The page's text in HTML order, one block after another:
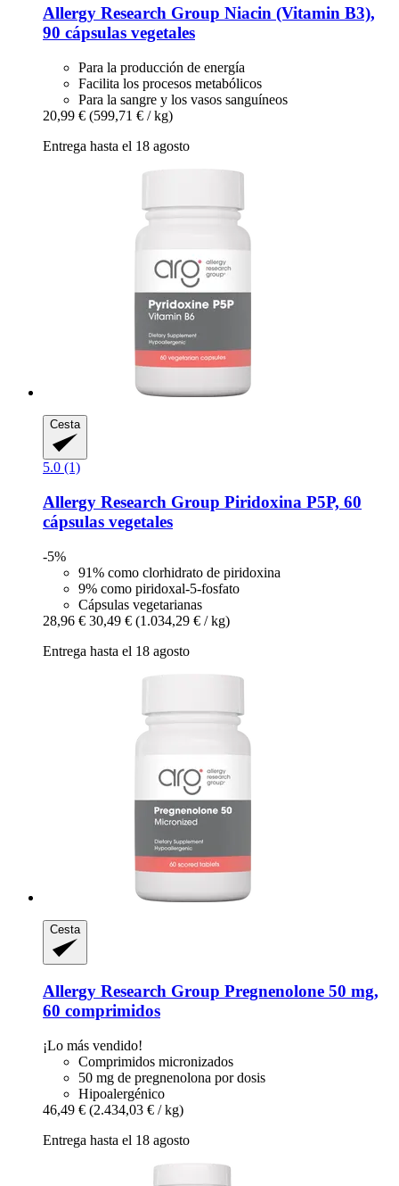
Allergy Research Group Niacin (Vitamin B3),
90 cápsulas vegetales
Para la producción de energía
Facilita los procesos metabólicos
Para la sangre y los vasos sanguíneos
20,99 € (599,71 € / kg)
Entrega hasta el 18 agosto
Cesta
5.0 (1)
Allergy Research Group Piridoxina P5P, 60
cápsulas vegetales
-5%
91% como clorhidrato de piridoxina
9% como piridoxal-5-fosfato
Cápsulas vegetarianas
28,96 € 30,49 € (1.034,29 € / kg)
Entrega hasta el 18 agosto
Cesta
Allergy Research Group Pregnenolone 50 mg,
60 comprimidos
¡Lo más vendido!
Comprimidos micronizados
50 mg de pregnenolona por dosis
Hipoalergénico
46,49 € (2.434,03 € / kg)
Entrega hasta el 18 agosto